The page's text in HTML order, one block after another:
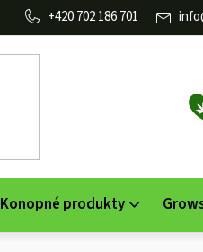
info
702 186 701
Konopné produkty